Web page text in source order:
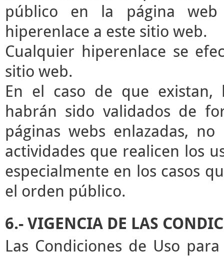
público en la página
hiperenlace a este sitio web.
Cualquier hiperenlace se
sitio web.
En el caso de que existan,
habrán sido validados de
páginas webs enlazadas,
actividades que realicen los
especialmente en los casos
el orden público.
6.- VIGENCIA DE LAS
Las Condiciones de Uso